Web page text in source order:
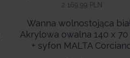
2 169,99 PLN
Wanna wolnostojąca
Akrylowa owalna 140 x 70
+ syfon MALTA